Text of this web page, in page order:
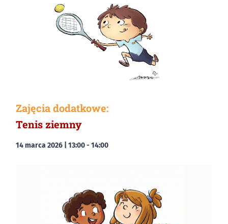
Zajęcia dodatkowe:
Tenis ziemny
14 marca 2026 | 13:00- 14:00